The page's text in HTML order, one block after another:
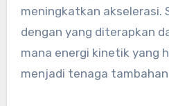
meningkatkan akselerasi.
dengan yang diterapkan
mana energi kinetik yang
menjadi tenaga